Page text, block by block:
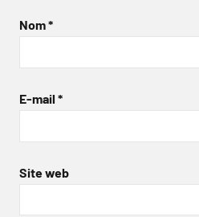
Nom*
E-mail *
Site web